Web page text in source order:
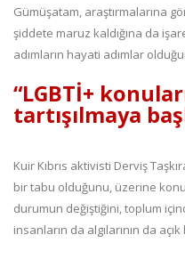
Gümüşatam, araştırmalarına
şiddete maruz kaldığına da
adımların hayati adımlar
“LGBTİ+
tartışılmaya
Kuir Kıbrıs aktivisti Derviş
bir tabu olduğunu, üzerine
durumun değiştiğini, toplum
insanların da algılarının da